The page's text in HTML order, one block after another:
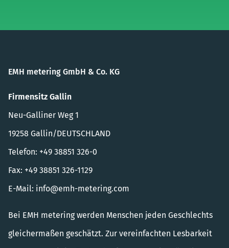
EMH metering GmbH & Co. KG
Firmensitz Gallin
Neu-Galliner Weg 1
19258 Gallin/DEUTSCHLAND
Telefon: +49 38851 326-0
Fax: +49 38851 326-1129
E-Mail: info@emh-metering.com
Bei EMH metering werden Menschen jeden Geschlechts
gleichermaßen geschätzt. Zur vereinfachten Lesbarkeit